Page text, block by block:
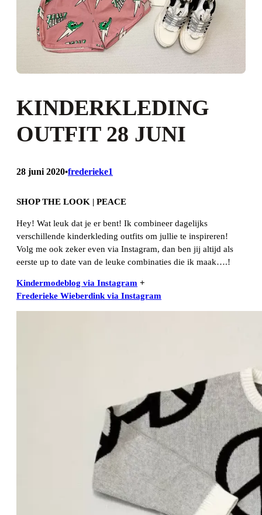
KINDERKLEDING
OUTFIT 28 JUNI
28 juni 2020•frederieke1
SHOP THE LOOK | PEACE
Hey! Wat leuk dat je er bent! Ik combineer dagelijks
verschillende kinderkleding outfits om jullie te inspireren!
Volg me ook zeker even via Instagram, dan ben jij altijd als
eerste up to date van de leuke combinaties die ik maak….!
Kindermodeblog via Instagram +
Frederieke Wieberdink via Instagram